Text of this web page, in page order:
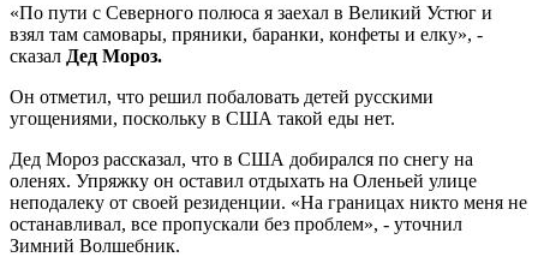
«По пути с Северного полюса я заехал в Великий Устюг и
взял там самовары, пряники, баранки, конфеты и елку», -
сказал Дед Мороз.
Он отметил, что решил побаловать детей русскими
угощениями, поскольку в США такой еды нет.
Дед Мороз рассказал, что в США добирался по снегу на
оленях. Упряжку он оставил отдыхать на Оленьей улице
неподалеку от своей резиденции. «На границах никто меня не
останавливал, все пропускали без проблем», - уточнил
Зимний Волшебник.